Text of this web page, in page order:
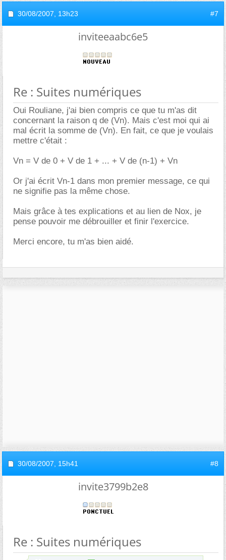
30/08/2007, 13h23 #7
inviteeaabc6e5
Re : Suites numériques
Oui Rouliane, j'ai bien compris ce que tu m'as dit
concernant la raison q de (Vn). Mais c'est moi qui ai
mal écrit la somme de (Vn). En fait, ce que je voulais
mettre c'était :
Vn = V de 0 + V de 1 + ... + V de (n-1) + Vn
Or j'ai écrit Vn-1 dans mon premier message, ce qui
ne signifie pas la même chose.
Mais grâce à tes explications et au lien de Nox, je
pense pouvoir me débrouiller et finir l'exercice.
Merci encore, tu m'as bien aidé.
30/08/2007, 15h41 #8
invite3799b2e8
Re : Suites numériques